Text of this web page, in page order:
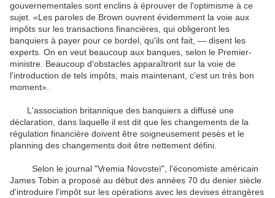
gouvernementales sont enclins à éprouver de l'optimisme à ce
sujet. «Les paroles de Brown ouvrent évidemment la voie aux
impôts sur les transactions financières, qui obligeront les
banquiers à payer pour ce bordel, qu'ils ont fait, — disent les
experts. On en veut beaucoup aux banques, selon le Premier-
ministre. Beaucoup d'obstacles apparaîtront sur la voie de
l'introduction de tels impôts, mais maintenant, c’est un très bon
moment».
L'association britannique des banquiers a diffusé une
déclaration, dans laquelle il est dit que les changements de la
régulation financière doivent être soigneusement pesés et le
planning des changements doit être nettement défini.
Selon le journal "Vremia Novosteï", l'économiste américain
James Tobin a proposé au début des années 70 du denier siècle
d'introduire l'impôt sur les opérations avec les devises étrangères